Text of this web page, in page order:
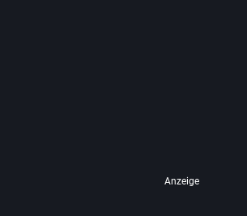
Anzeige